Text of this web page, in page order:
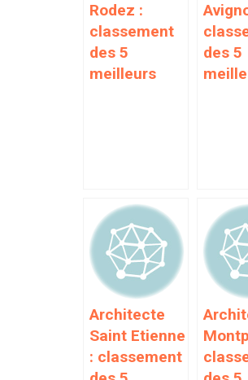
Rodez :
classement
des 5
meilleurs
des 5
Architecte
Saint Etienne
: classement